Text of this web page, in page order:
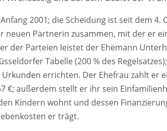
2001; die Scheidung ist seit dem 4.
neuen Partnerin zusammen, mit der er
der Parteien leistet der Ehemann
Tabelle (200 % des
errichten. Der Ehefrau zahlt er
€; außerdem stellt er ihr sein
Kindern wohnt und dessen
er trägt.